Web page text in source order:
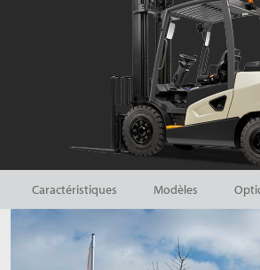
Caractéristiques Modèles